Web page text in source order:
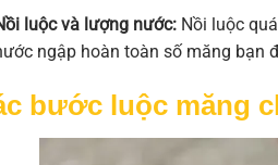
luộc và lượng nước:Nồi luộc
ngập hoàn toàn số măng bạn
bước luộc măng